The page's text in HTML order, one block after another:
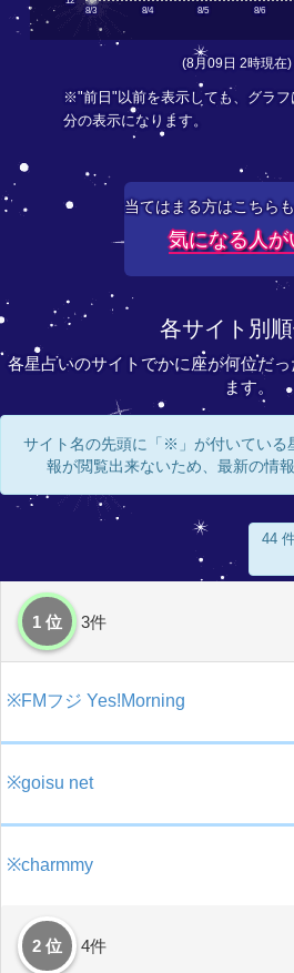
8/3 8/4 8/5 8/6
(8月09日 2時現在)
※"前日"以前を表示しても、グラフ
分の表示になります。
当てはまる方はこちら
気になる人が
各サイト別
各星占いのサイトでかに座が何位だ
ます。
サイト名の先頭に「※」が付いている
報が閲覧出来ないため、最新の情
44
1 位 3件
※FMフジ Yes!Morning
※goisu net
※charmmy
2 位 4件